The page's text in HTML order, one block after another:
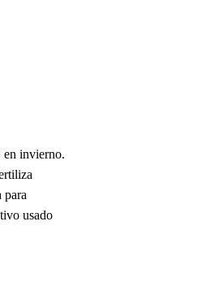
en invierno.
para
usado